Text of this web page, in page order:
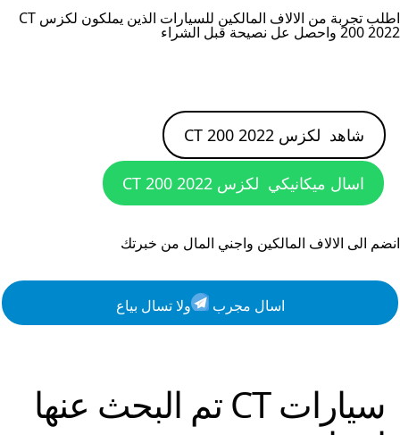
اطلب تجربة من الالاف المالكين للسيارات الذين يملكون
لكزس CT
200 2022 واحصل عل نصيحة قبل الشراء
شاهد لكزس CT 200 2022
اسال ميكانيكي لكزس CT 200 2022
انضم الى الالاف المالكين واجني المال من خبرتك
اسال مجرب ولا تسال بياع
سياراتCT تم البحث عنها